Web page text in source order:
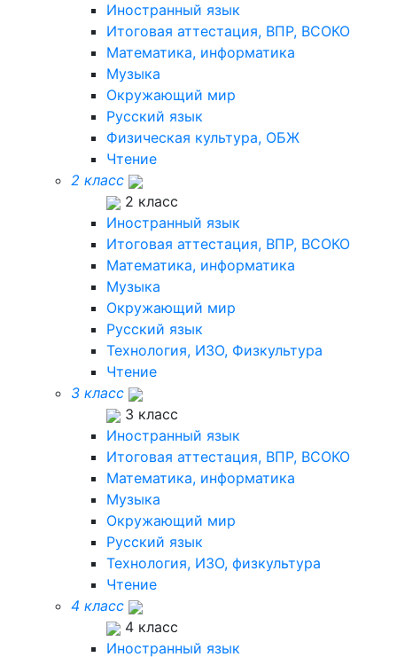
Иностранный язык
Итоговая аттестация, ВПР, ВСОКО
Математика, информатика
Музыка
Окружающий мир
Русский язык
Физическая культура, ОБЖ
Чтение
2 класс
2 класс
Иностранный язык
Итоговая аттестация, ВПР, ВСОКО
Математика, информатика
Музыка
Окружающий мир
Русский язык
Технология, ИЗО, Физкультура
Чтение
3 класс
3 класс
Иностранный язык
Итоговая аттестация, ВПР, ВСОКО
Математика, информатика
Музыка
Окружающий мир
Русский язык
Технология, ИЗО, физкультура
Чтение
4 класс
4 класс
Иностранный язык